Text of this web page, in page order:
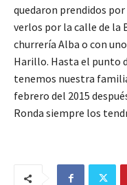
quedaron prendidos
verlos por la calle de la
churrería Alba o con
Harillo. Hasta el punto
tenemos nuestra
febrero del 2015
Ronda siempre los